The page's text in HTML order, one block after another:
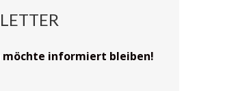
möchte informiert bleiben!